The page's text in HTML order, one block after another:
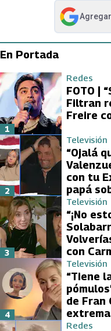
abre en
En Portada
Redes
FOTO |
Filtran
Freire
1
Televisión
“Ojalá
con tu
papá
2
Televisión
“¡No
con
3
Televisión
“Tiene
de Fran
4
Redes